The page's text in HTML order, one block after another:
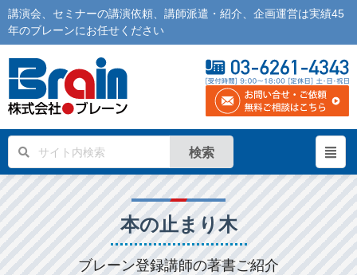
講演会 セミナーの講演依頼 講師派遣 ・紹介、企画運営は実績45
年のブレーンにお任せください
検索
本の止まり木
ブレーン登録講師の著書ご紹介